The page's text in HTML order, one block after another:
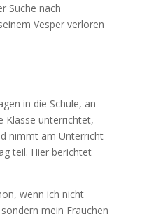
Suche nach
Vesper verloren
in die Schule, an
Klasse unterrichtet,
nimmt am Unterricht
teil. Hier berichtet
wenn ich nicht
mein Frauchen